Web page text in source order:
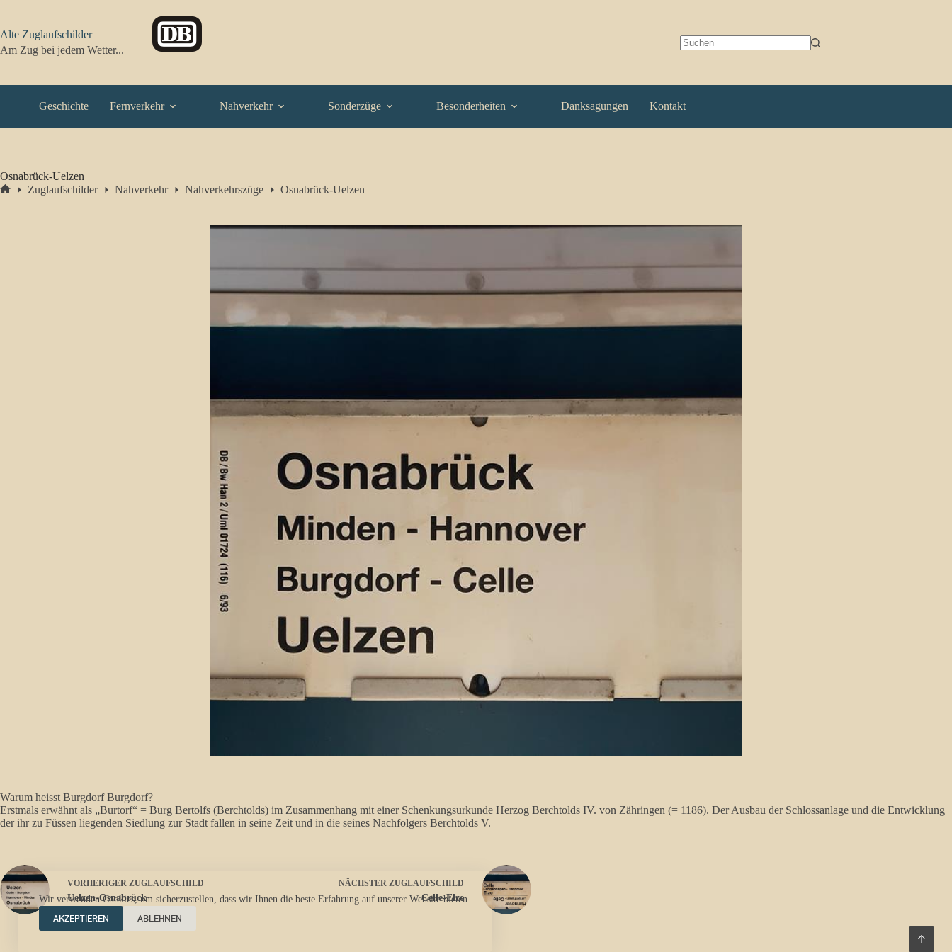
springen
Wir verwenden Cookies, um sicherzustellen, dass wir Ihnen die beste Erfahrung auf unserer Website bieten.
AKZEPTIEREN
ABLEHNEN
Alte Zuglaufschilder
Am Zug bei jedem Wetter...
Geschichte Fernverkehr Nahverkehr Sonderzüge Besonderheiten Danksagungen Kontakt
Osnabrück-Uelzen
Zuglaufschilder Nahverkehr Nahverkehrszüge Osnabrück-Uelzen
Warum heisst Burgdorf Burgdorf?
Erstmals erwähnt als „Burtorf“ = Burg Bertolfs (Berchtolds) im Zusammenhang mit einer Schenkungsurkunde Herzog Berchtolds IV. von Zähringen (= 1186). Der Ausbau der Schlossanlage und die Entwicklung
der ihr zu Füssen liegenden Siedlung zur Stadt fallen in seine Zeit und in die seines Nachfolgers Berchtolds V.
VORHERIGER ZUGLAUFSCHILD
Uelzen-Osnabrück
NÄCHSTER ZUGLAUFSCHILD
Celle-Elze